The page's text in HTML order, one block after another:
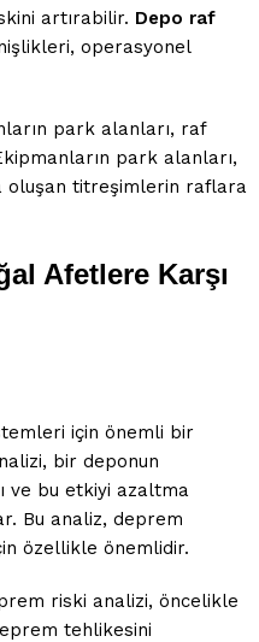
artırabilir. Depo raf
operasyonel
park alanları, raf
park alanları,
oluşan titreşimlerin raflara
Afetlere Karşı
için önemli bir
bir deponun
ve bu etkiyi azaltma
Bu analiz, deprem
özellikle önemlidir.
riski analizi, öncelikle
tehlikesini